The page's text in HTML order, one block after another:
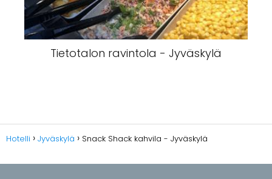
Tietotalon ravintola - Jyväskylä
Hotelli Jyväskylä Snack Shack kahvila - Jyväskylä